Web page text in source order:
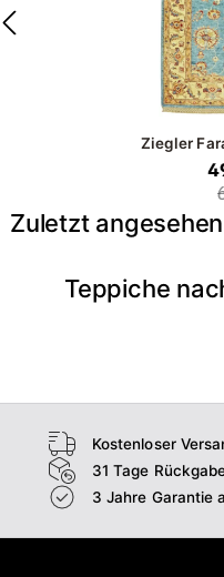
Ziegler
Zuletzt angesehen
Teppiche
Wohnzimmer
Kostenloser
31 Tage
3 Jahre Garantie